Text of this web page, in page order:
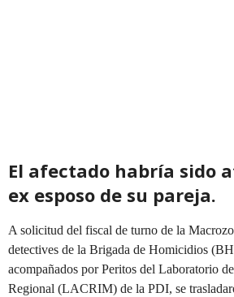
El afectado habría sido
ex esposo de su pareja.
A solicitud del fiscal de turno de la
detectives de la Brigada de Homicidios
acompañados por Peritos del Laboratorio
Regional (LACRIM) de la PDI, se